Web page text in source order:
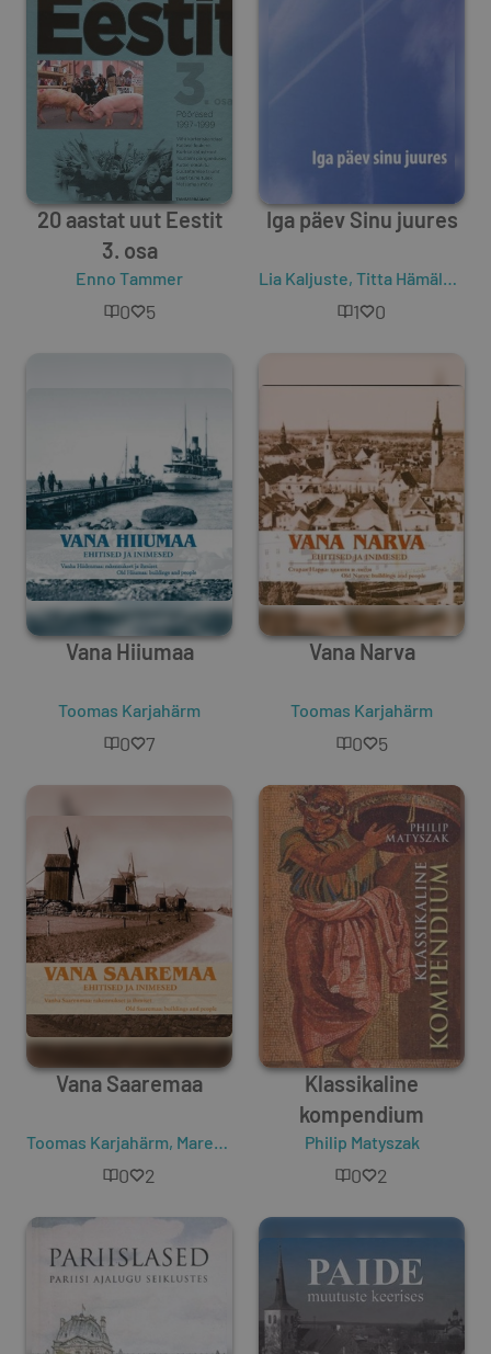
20 aastat uut Eestit
3. osa
Enno Tammer
0 5
Iga päev Sinu juures
Lia Kaljuste, Titta Hämäläinen
1 0
Vana Hiiumaa
Toomas Karjahärm
0 7
Vana Narva
Toomas Karjahärm
0 5
Vana Saaremaa
Toomas Karjahärm, Maret Soorsk
0 2
Klassikaline
kompendium
Philip Matyszak
0 2